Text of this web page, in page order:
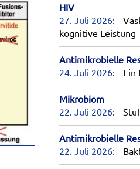
HIV
27. Juli 2026:
kognitive Leistung
Antimikrobielle
24. Juli 2026:
Ein
Mikrobiom
22. Juli 2026:
Antimikrobielle
22. Juli 2026: